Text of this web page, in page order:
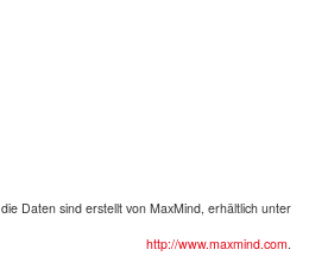
die Daten sind erstellt von MaxMind erhältlich unter
http://www.maxmind.com